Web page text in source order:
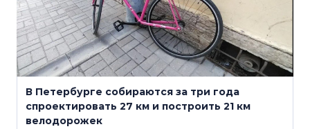
В Петербурге собираются за три года
спроектировать 27 км и построить 21 км
велодорожек